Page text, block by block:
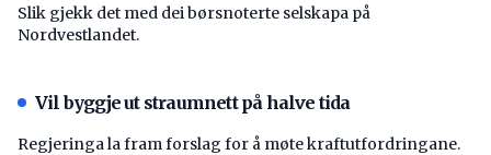
Slik gjekk det med dei børsnoterte selskapa på
Nordvestlandet.
Vil byggje ut straumnett på halve tida
Regjeringa la fram forslag for å møte kraftutfordringane.